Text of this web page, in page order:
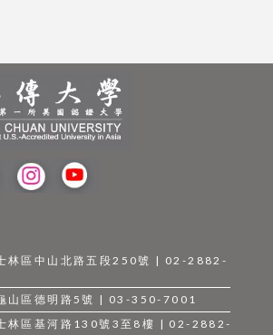
林區中山北路五段250號 | 02-2882-
山區德明路5號 | 03-350-7001
林區基河路130號3至8樓 | 02-2882-